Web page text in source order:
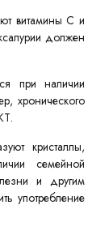
витамины С и
должен
при наличии
хронического
кристаллы,
семейной
и другим
употребление